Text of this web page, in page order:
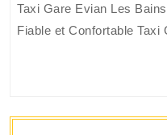
Taxi Gare Evian Les
Fiable et Confortable